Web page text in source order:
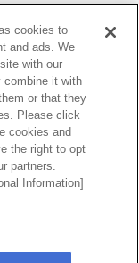
取り扱いについて
メディア利用規約
了のお知らせ
動車連盟 (JAF)
cookies to
and ads. We
with our
combine it with
or that they
Please click
cookies and
the right to opt
partners.
Information]